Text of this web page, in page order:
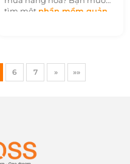
tìm một phần mềm quản
thời gian? Trong bài viết
này, 1BOSS sẽ nói về thực
6 7 » »»